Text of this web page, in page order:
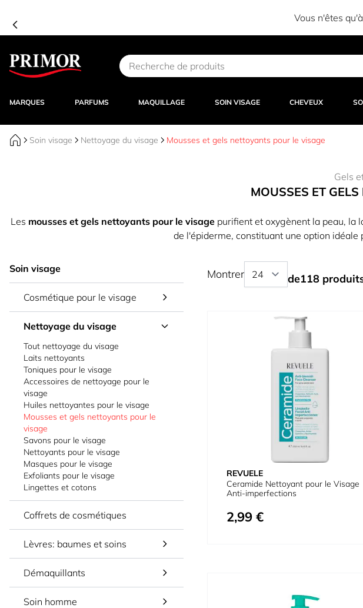
Vous n'êtes
Aller au contenu
MARQUES PARFUMS MAQUILLAGE SOIN VISAGE CHEVEUX
Soin visage Nettoyage du visage Mousses et gels nettoyants pour le visage
Gels
MOUSSES ET
Les mousses et gels nettoyants pour le visage purifient et oxygènent la peau, la
de l'épiderme, constituant une option idéale
Soin visage
Cosmétique pour le visage
Nettoyage du visage
Tout nettoyage du visage
Laits nettoyants
Toniques pour le visage
Accessoires de nettoyage pour le
visage
Huiles nettoyantes pour le visage
Mousses et gels nettoyants pour le
visage
Savons pour le visage
Nettoyants pour le visage
Masques pour le visage
Exfoliants pour le visage
Lingettes et cotons
Coffrets de cosmétiques
Lèvres: baumes et soins
Démaquillants
Soin homme
Montrer de118
REVUELE
Ceramide Nettoyant pour le Visage
Anti-imperfections
2,99 €